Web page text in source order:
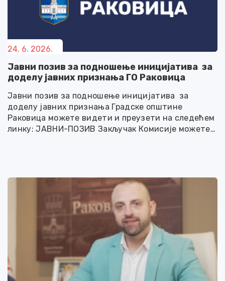
24. 6. 2026.
Јавни позив за подношење иницијатива за
доделу јавних признања ГО Раковица
Јавни позив за подношење иницијатива за
доделу јавних признања Градске општине
Раковица можете видети и преузети на следећем
линку: ЈАВНИ-ПОЗИВ Закључак Комисије можете